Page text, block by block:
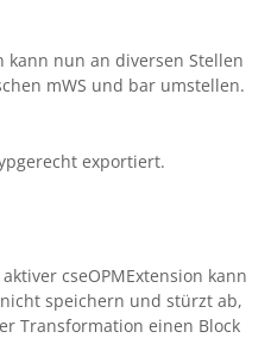
kann nun an diversen Stellen
mWS und bar umstellen.
exportiert.
cseOPMExtension kann
speichern und stürzt ab,
Transformation einen Block